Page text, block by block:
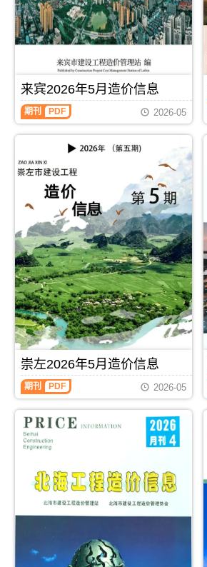
流
县.，
玉
林
价
信
息
期
于
桂
林
工
图
预
算
编
制，
于
桂
工
建
筑
招
投
标
参
考
文
件，
桂
林
市
造
价
息
期
刊
PDF
造
价
信
由
河
池
市
建
工
程
信
网
发
布，
用
于
河
池
工
程
施
工
图
预
算
编
属
于
河
来宾2026年5月造价信息
期刊 PDF 2026-05
崇左2026年5月造价信息
期刊 PDF 2026-05